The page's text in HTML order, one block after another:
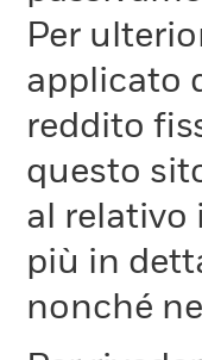
Per
applicato
reddito
questo
al relativo
più in
nonché